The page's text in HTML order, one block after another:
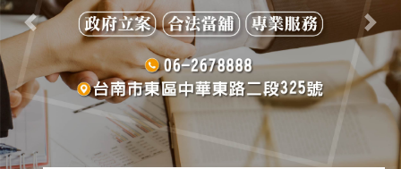
Previous Next